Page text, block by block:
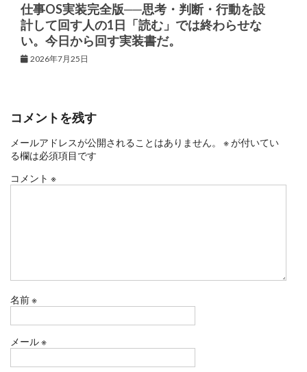
仕事OS実装完全版──思考・判断・行動を設
計して回す人の1日「読む」では終わらせな
い。今日から回す実装書だ。
2026年7月25日
コメントを残す
メールアドレスが公開されることはありません。 ※が付いてい
る欄は必須項目です
コメント ※
名前※
メール※